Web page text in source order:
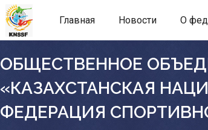
Главная Новости О
ОБЩЕСТВЕННОЕ
«КАЗАХСТАНСКАЯ
ФЕДЕРАЦИЯ